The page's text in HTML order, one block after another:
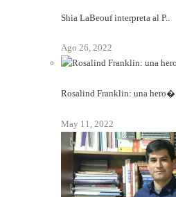
Shia LaBeouf interpreta al P..
Ago 26, 2022
Rosalind Franklin: una hero�..
May 11, 2022